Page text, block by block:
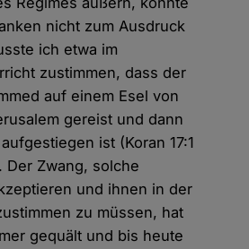
nicht zum Ausdruck
ich etwa im
zustimmen, dass der
auf einem Esel von
gereist und dann
ist (Koran 17:1
Der Zwang, solche
und ihnen in der
zu müssen, hat
gequält und bis heute